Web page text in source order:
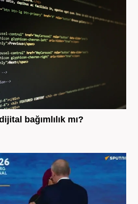
bağımlılık mı?